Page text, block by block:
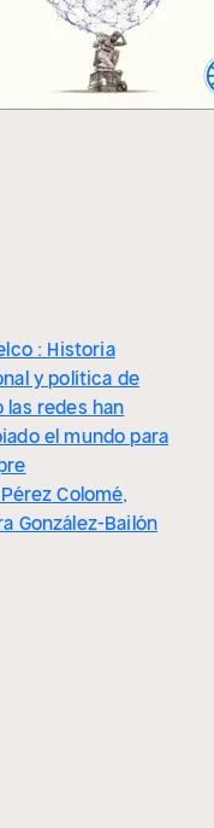
: Historia
y política de
las redes han
el mundo para
Colomé,
González-Bailón